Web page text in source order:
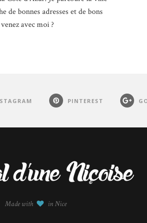
de bonnes adresses et de bons
avec moi ?
PINTEREST
Made with in Nice